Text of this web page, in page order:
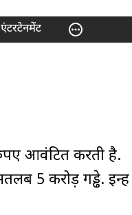
एंटरटेनमेंट
आवंटित करती है.
5 करोड़ गड्ढे. इन्हें